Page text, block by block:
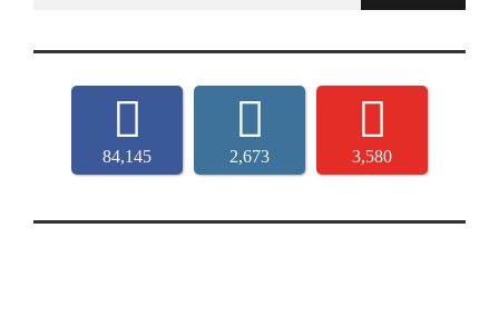
84,145 2,673 3,580